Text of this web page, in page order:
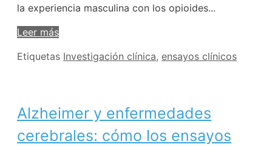
la experiencia masculina con los opioides...
Leer más
Etiquetas Investigación clínica, ensayos clínicos
Alzheimer y enfermedades
cerebrales: cómo los ensayos